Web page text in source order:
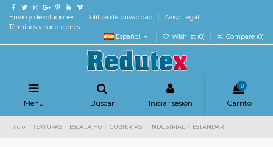
Envío y devoluciones Política de privacidad
Aviso Legal
Términos y condiciones
Español
Wishlist (0) Compare (0)
Menu Buscar Iniciar sesión
0
Carrito
Inicio TEXTURAS ESCALA H0 CUBIERTAS INDUSTRIAL ESTANDAR